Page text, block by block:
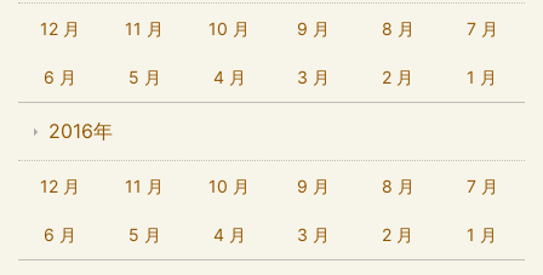
12 月 11 月 10 月 9 月 8 月 7 月
6 月 5 月 4 月 3 月 2 月 1 月
2016年
12 月 11 月 10 月 9 月 8 月 7 月
6 月 5 月 4 月 3 月 2 月 1 月